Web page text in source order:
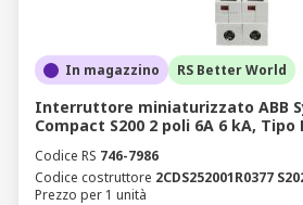
In magazzino RS Better World
Interruttore miniaturizzato ABB
Compact S200 2 poli 6A 6 kA, Tipo
Codice RS 746-7986
Codice costruttore 2CDS252001R0377
Prezzo per 1 unità